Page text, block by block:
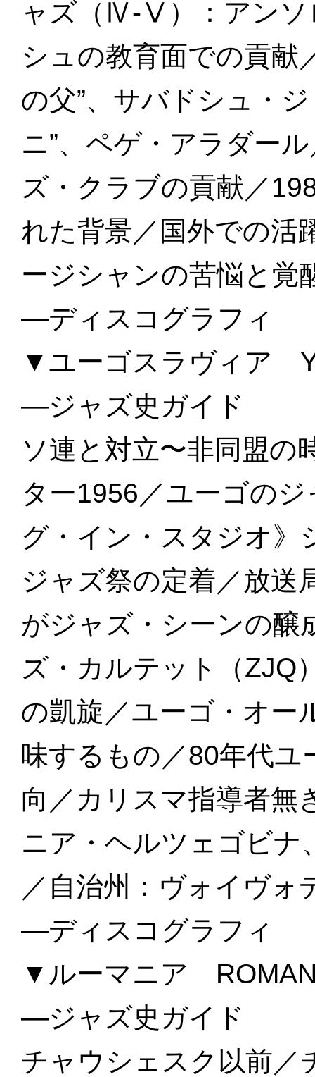
ャズ（Ⅳ-Ⅴ）：アンソ
シュの教育面での貢献
の父”、サバドシュ・
ニ”、ペゲ・アラダー
ズ・クラブの貢献／
れた背景／国外での活
ージシャンの苦悩と覚
—ディスコグラフィ
▼ユーゴスラヴィア
—ジャズ史ガイド
ソ連と対立〜非同盟の
ター1956／ユーゴの
グ・イン・スタジオ》
ジャズ祭の定着／放送
がジャズ・シーンの醸
ズ・カルテット（ZJQ
の凱旋／ユーゴ・オー
味するもの／80年代
向／カリスマ指導者無
ニア・ヘルツェゴビナ
／自治州：ヴォイヴォ
—ディスコグラフィ
▼ルーマニア
—ジャズ史ガイド
チャウシェスク以前／